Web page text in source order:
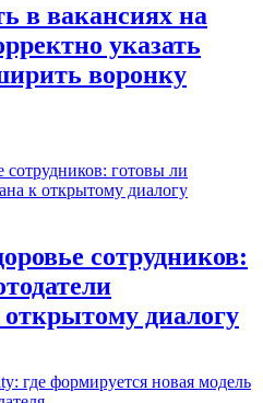
в вакансиях на
указать
воронку
сотрудников:
диалогу